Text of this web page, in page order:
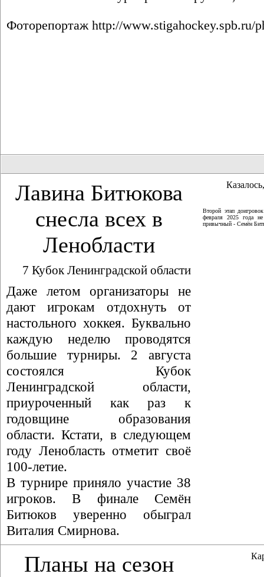
Фоторепортаж http://www.stigahockey.spb.ru/
Лавина Битюкова
снесла всех в
Ленобласти
7 Кубок Ленинградской области
Даже летом организаторы не
дают игрокам отдохнуть от
настольного хоккея. Буквально
каждую неделю проводятся
большие турниры. 2 августа
состоялся Кубок
Ленинградской области,
приуроченный как раз к
годовщине образования
области. Кстати, в следующем
году Ленобласть отметит своё
100-летие.
В турнире приняло участие 38
игроков. В финале Семён
Битюков уверенно обыграл
Виталия Смирнова.
Второй этап
февраля 2025 года
привычный - Семён
Планы на сезон